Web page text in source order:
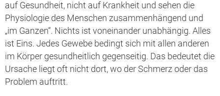
auf Gesundheit, nicht auf Krankheit und sehen die
Physiologie des Menschen zusammenhängend und
„im Ganzen“. Nichts ist voneinander unabhängig. Alles
ist Eins. Jedes Gewebe bedingt sich mit allen anderen
im Körper gesundheitlich gegenseitig. Das bedeutet die
Ursache liegt oft nicht dort, wo der Schmerz oder das
Problem auftritt.